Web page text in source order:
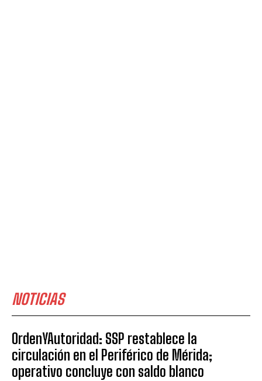
NOTICIAS
OrdenYAutoridad: SSP restablece la
circulación en el Periférico de Mérida;
operativo concluye con saldo blanco